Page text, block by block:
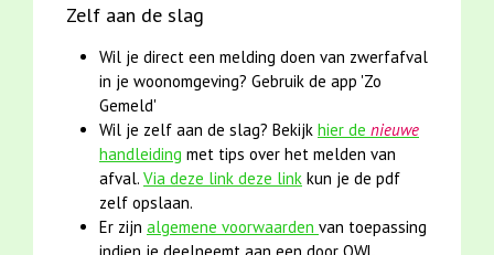
Zelf aan de slag
Wil je direct een melding doen van zwerfafval
in je woonomgeving? Gebruik de app 'Zo
Gemeld'
Wil je zelf aan de slag? Bekijk hier de nieuwe
handleiding met tips over het melden van
afval. Via deze link deze link kun je de pdf
zelf opslaan.
Er zijn algemene voorwaarden van toepassing